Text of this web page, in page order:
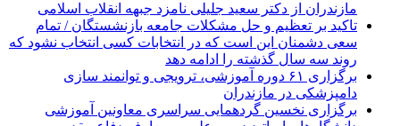
مازندران از دکتر سعید جلیلی نامزد جبهه انقلاب اسلامی
تاکید بر تعظیم و حل مشکلات جامعه بازنشستگان / تمام
سعی دشمنان این است که در انتخابات کسی انتخاب نشود که
روند سه سال گذشته را ادامه دهد
برگزاری ۶۱ دوره آموزشی، ترویجی و توانمند سازی
دامپزشکی در مازندران
برگزاری نخسین گردهمایی سراسری معاونین آموزشی